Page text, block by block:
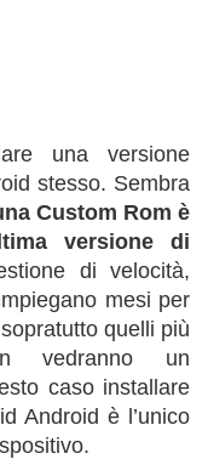
una versione
stesso. Sembra
Custom Rom è
versione di
di velocità,
mesi per
quelli più
vedranno un
caso installare
Android è l’unico